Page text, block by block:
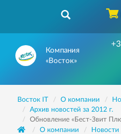
Компания
«Восток»
Восток IT О компании
Архив новостей за 2012 г.
Обновление «Бест-Звит
О компании
Новости